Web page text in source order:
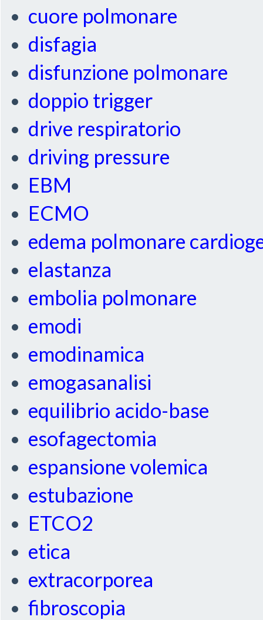
cuore polmonare
disfagia
disfunzione polmonare
doppio trigger
drive respiratorio
driving pressure
EBM
ECMO
edema polmonare
elastanza
embolia polmonare
emodi
emodinamica
emogasanalisi
equilibrio acido-base
esofagectomia
espansione volemica
estubazione
ETCO2
etica
extracorporea
fibroscopia